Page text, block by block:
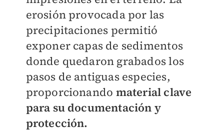
erosión provocada por las
precipitaciones permitió
exponer capas de sedimentos
donde quedaron grabados los
pasos de antiguas especies,
proporcionando material clave
para su documentación y
protección.